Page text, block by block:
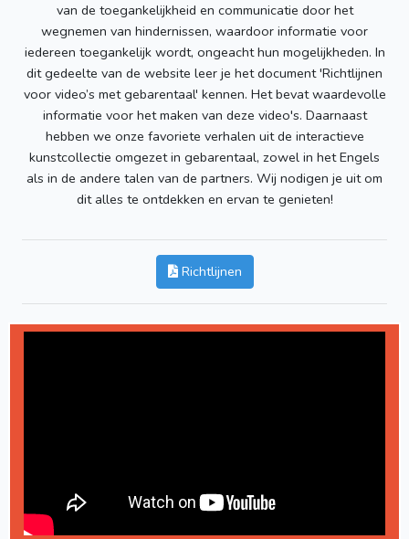
van de toegankelijkheid en communicatie door het
wegnemen van hindernissen, waardoor informatie voor
iedereen toegankelijk wordt, ongeacht hun mogelijkheden. In
dit gedeelte van de website leer je het document 'Richtlijnen
voor video’s met gebarentaal' kennen. Het bevat waardevolle
informatie voor het maken van deze video's. Daarnaast
hebben we onze favoriete verhalen uit de interactieve
kunstcollectie omgezet in gebarentaal, zowel in het Engels
als in de andere talen van de partners. Wij nodigen je uit om
dit alles te ontdekken en ervan te genieten!
Richtlijnen